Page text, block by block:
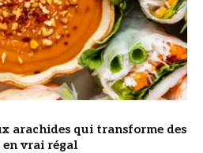
arachides qui transforme des
vrai régal